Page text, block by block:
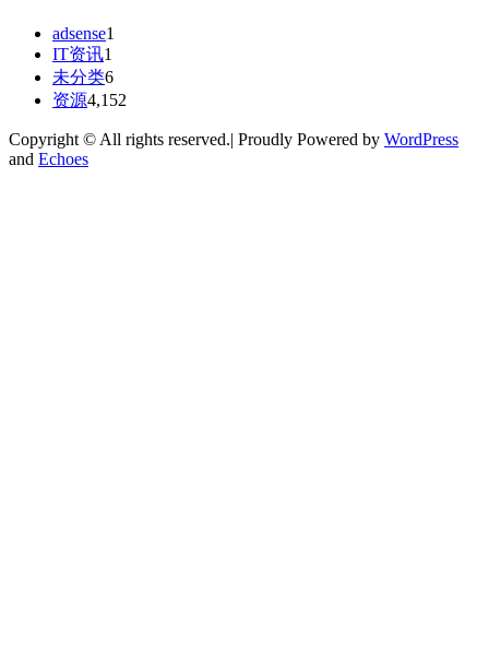
adsense1
IT资讯1
未分类6
资源4,152
Copyright © All rights reserved.| Proudly Powered by WordPress
and Echoes